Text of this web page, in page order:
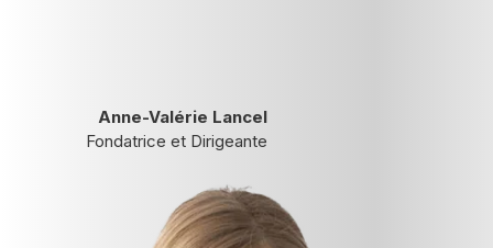
Anne-Valérie Lancel
Fondatrice et Dirigeante